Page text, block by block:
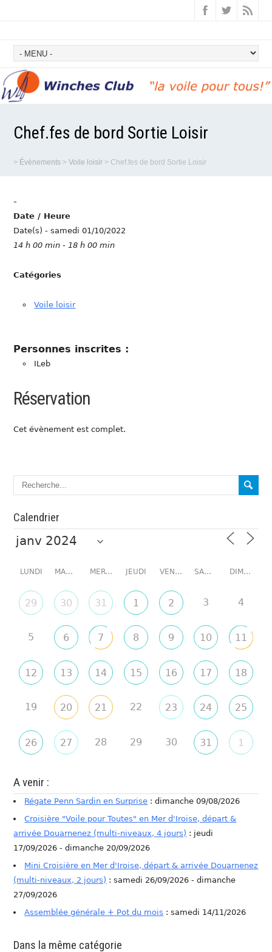
Chef.fes de bord Sortie Loisir
> Évènements >Voile loisir > Chef.fes de bord Sortie Loisir
-
Date / Heure
Date(s) - samedi 01/10/2022
14 h 00 min - 18 h 00 min
Catégories
Voile loisir
Personnes inscrites :
ILeb
Réservation
Cet évènement est complet.
Calendrier
LUNDI MARDI MERCREDI JEUDI VENDREDI SAMEDI DIMANCHE
29 30 31 1 2 3 4
5 6 7 8 9 10 11
12 13 14 15 16 17 18
19 20 21 22 23 24 25
26 27 28 29 30 31 1
A venir :
Régate Penn Sardin en Surprise : dimanche 09/08/2026
Croisière "Voile pour Toutes" en Mer d'Iroise, départ &
arrivée Douarnenez (multi-niveaux, 4 jours) : jeudi
17/09/2026 - dimanche 20/09/2026
Mini Croisière en Mer d'Iroise, départ & arrivée Douarnenez
(multi-niveaux, 2 jours) : samedi 26/09/2026 - dimanche
27/09/2026
Assemblée générale + Pot du mois : samedi 14/11/2026
Dans la même catégorie